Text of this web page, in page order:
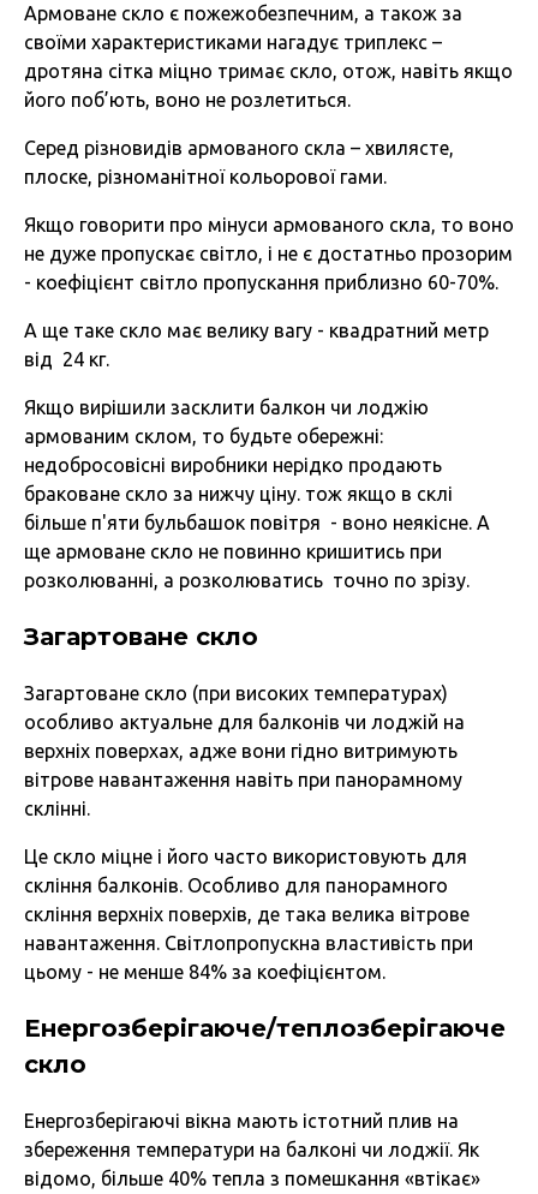
Армоване скло є пожежобезпечним, а також за
своїми характеристиками нагадує триплекс –
дротяна сітка міцно тримає скло, отож, навіть якщо
його поб’ють, воно не розлетиться.
Серед різновидів армованого скла – хвилясте,
плоске, різноманітної кольорової гами.
Якщо говорити про мінуси армованого скла, то воно
не дуже пропускає світло, і не є достатньо прозорим
- коефіцієнт світло пропускання приблизно 60-70%.
А ще таке скло має велику вагу - квадратний метр
від 24 кг.
Якщо вирішили засклити балкон чи лоджію
армованим склом, то будьте обережні:
недобросовісні виробники нерідко продають
браковане скло за нижчу ціну. тож якщо в склі
більше п'яти бульбашок повітря - воно неякісне. А
ще армоване скло не повинно кришитись при
розколюванні, а розколюватись точно по зрізу.
Загартоване скло
Загартоване скло (при високих температурах)
особливо актуальне для балконів чи лоджій на
верхніх поверхах, адже вони гідно витримують
вітрове навантаження навіть при панорамному
склінні.
Це скло міцне і його часто використовують для
скління балконів. Особливо для панорамного
скління верхніх поверхів, де така велика вітрове
навантаження. Світлопропускна властивість при
цьому - не менше 84% за коефіцієнтом.
Енергозберігаюче/теплозберігаюче
скло
Енергозберігаючі вікна мають істотний плив на
збереження температури на балконі чи лоджії. Як
відомо, більше 40% тепла з помешкання «втікає»